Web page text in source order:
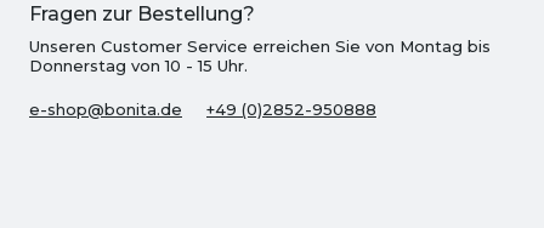
Fragen zur Bestellung?
Unseren Customer Service erreichen Sie von Montag bis
Donnerstag von 10 - 15 Uhr.
e-shop@bonita.de +49 (0)2852-950888